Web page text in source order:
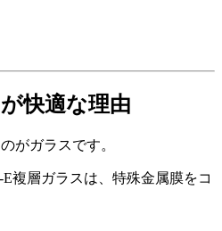
快適な理由
がガラスです。
複層ガラスは、特殊金属膜をコ